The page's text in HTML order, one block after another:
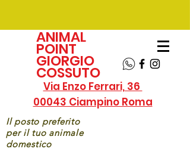
ANIMAL
POINT
GIORGIO
COSSUTO
Via Enzo Ferrari, 36
00043 Ciampino Roma
Il posto preferito
per il tuo animale
domestico